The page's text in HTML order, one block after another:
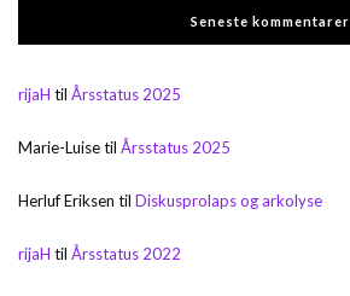
Seneste kommentarer
rijaH til Årsstatus 2025
Marie-Luisetil Årsstatus 2025
Herluf Eriksen til Diskusprolaps og arkolyse
rijaH til Årsstatus 2022